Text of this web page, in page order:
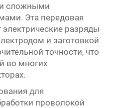
сложными
Эта передовая
электрические разряды
и заготовкой
точности, что
во многих
для
проволокой